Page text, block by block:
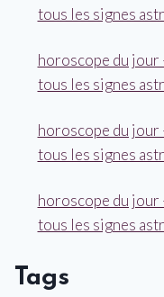
tous les signes
horoscope du
tous les signes
horoscope du
tous les signes
horoscope du
tous les signes
Tags